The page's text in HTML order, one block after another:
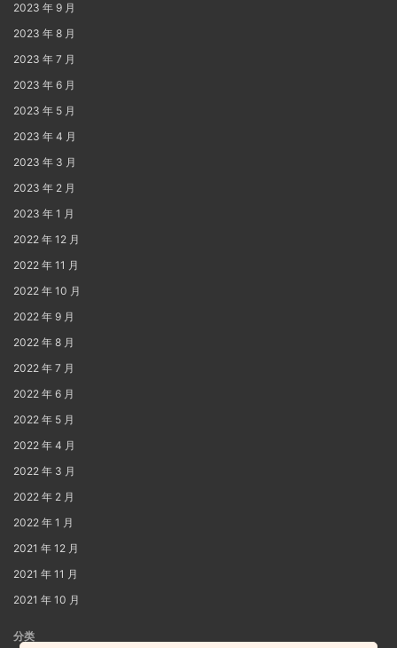
2023 年 9 月
2023 年 8 月
2023 年 7 月
2023 年 6 月
2023 年 5 月
2023 年 4 月
2023 年 3 月
2023 年 2 月
2023 年 1 月
2022 年 12 月
2022 年 11 月
2022 年 10 月
2022 年 9 月
2022 年 8 月
2022 年 7 月
2022 年 6 月
2022 年 5 月
2022 年 4 月
2022 年 3 月
2022 年 2 月
2022 年 1 月
2021 年 12 月
2021 年 11 月
2021 年 10 月
分类